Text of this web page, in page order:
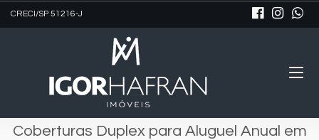
CRECI/SP 51216-J
Coberturas Duplex para Aluguel Anual em